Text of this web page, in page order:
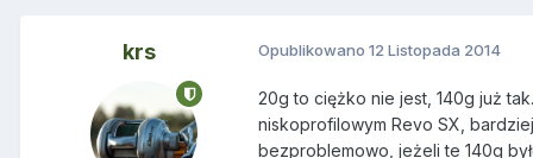
krs Opublikowano 12 Listopada 2014
20g to ciężko nie jest, 140g już
niskoprofilowym Revo SX,
bezproblemowo, jeżeli te 140g